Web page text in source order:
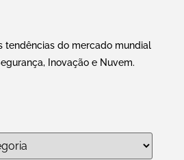
tendências do mercado mundial
Inovação e Nuvem.